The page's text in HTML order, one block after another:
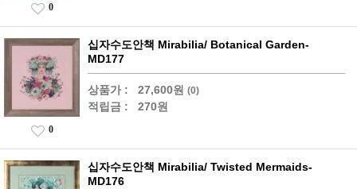
0
십자수도안책 Mirabilia/ Botanical Garden-
MD177
상품가 : 27,600원 (0)
적립금 : 270원
0
십자수도안책 Mirabilia/ Twisted Mermaids-
MD176